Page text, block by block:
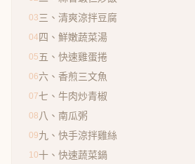
03三、清爽涼拌豆腐
04 四、鮮嫩蔬菜湯
05五、快速雞蛋捲
06六、香煎三文魚
07七、牛肉炒青椒
08 八、南瓜粥
09九、快手涼拌雞絲
10十、快速蔬菜鍋